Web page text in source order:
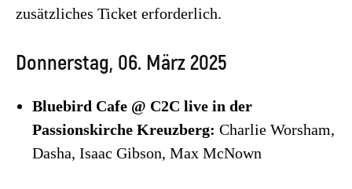
zusätzliches Ticket erforderlich.
Donnerstag, 06. März 2025
Bluebird Cafe @ C2C live in der
Passionskirche Kreuzberg: Charlie Worsham,
Dasha, Isaac Gibson, Max McNown